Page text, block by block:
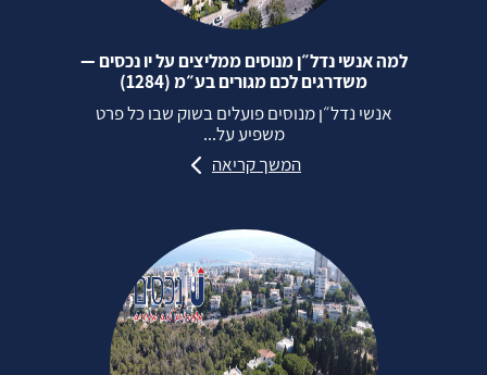
למה אנשי נדל״ן מנוסים ממליצים על יו נכסים —
משדרגים לכם מגורים בע״מ (1284)
אנשי נדל״ן מנוסים פועלים בשוק שבו כל פרט
משפיע על...
המשך קריאה